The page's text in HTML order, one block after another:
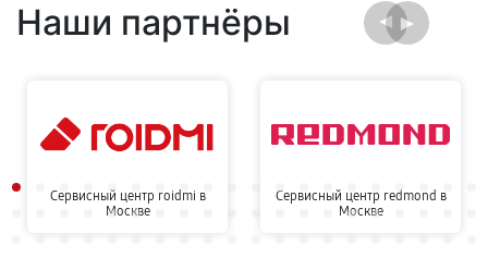
Наши партнёры
Сервисный центр roidmi в
Москве
Сервисный центр redmond в
Москве